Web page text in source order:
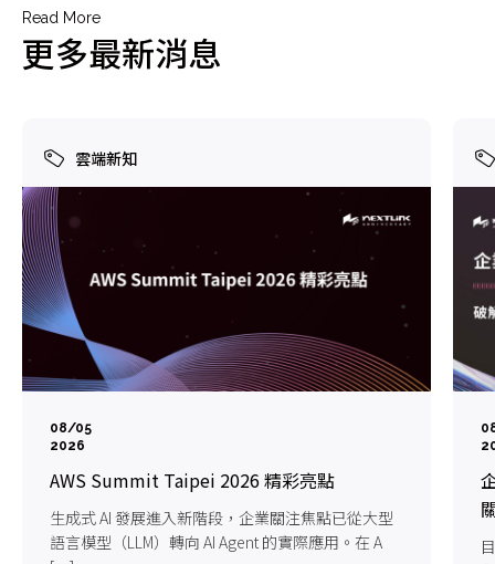
Read More
更多最新消息
雲端新知
08/05
2026
AWS Summit Taipei 2026 精彩亮點
生成式 AI 發展進入新階段，企業關注焦點已從大型
語言模型（LLM）轉向 AI Agent 的實際應用。在 A